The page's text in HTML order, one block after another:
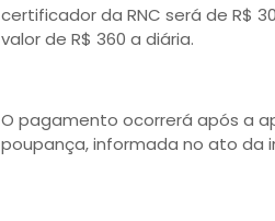
certificador da RNC será de R$
valor de R$ 360 a diária.
O pagamento ocorrerá após a
poupança, informada no ato da